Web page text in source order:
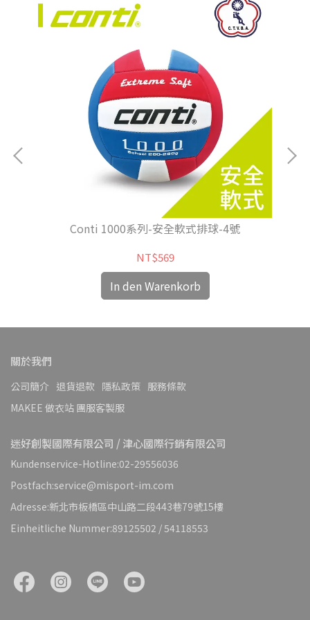
Conti 1000系列-安全軟式排球-4號
NT$569
In den Warenkorb
關於我們
公司簡介 退貨退款 隱私政策 服務條款
MAKEE 做衣站 團服客製服
迷好創製國際有限公司 / 津心國際行銷有限公司
Kundenservice-Hotline:02-29556036
Postfach:service@misport-im.com
Adresse:新北市板橋區中山路二段443巷79號15樓
Einheitliche Nummer:89125502 / 54118553